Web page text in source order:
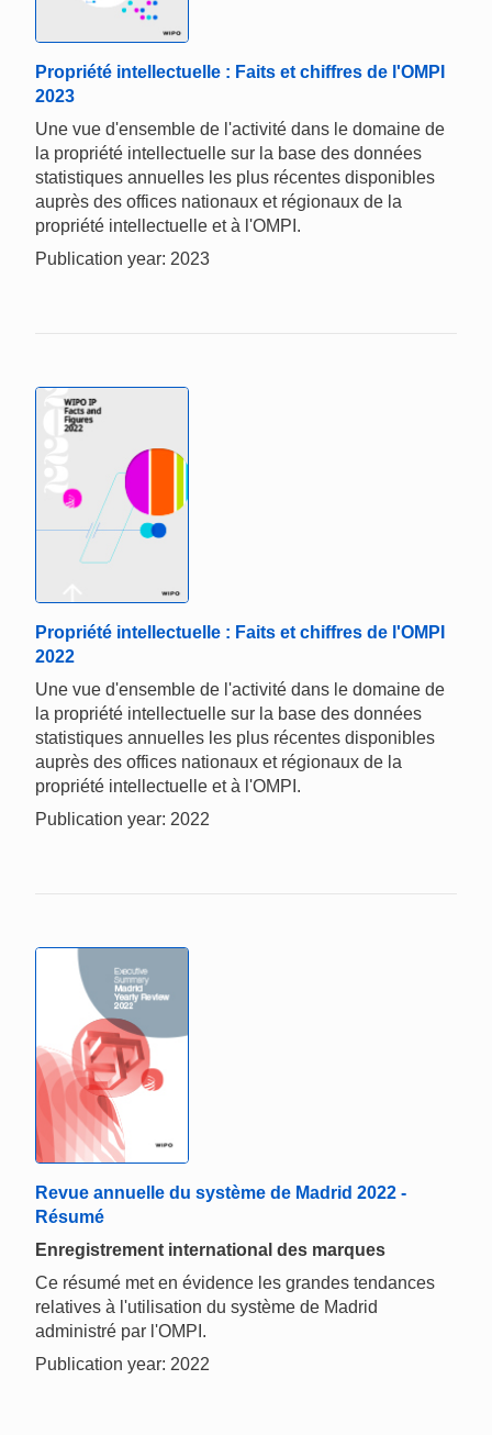
Propriété intellectuelle : Faits et chiffres de l'OMPI
2023
Une vue d'ensemble de l'activité dans le domaine de
la propriété intellectuelle sur la base des données
statistiques annuelles les plus récentes disponibles
auprès des offices nationaux et régionaux de la
propriété intellectuelle et à l'OMPI.
Publication year: 2023
Propriété intellectuelle : Faits et chiffres de l'OMPI
2022
Une vue d'ensemble de l'activité dans le domaine de
la propriété intellectuelle sur la base des données
statistiques annuelles les plus récentes disponibles
auprès des offices nationaux et régionaux de la
propriété intellectuelle et à l'OMPI.
Publication year: 2022
Revue annuelle du système de Madrid 2022 -
Résumé
Enregistrement international des marques
Ce résumé met en évidence les grandes tendances
relatives à l'utilisation du système de Madrid
administré par l'OMPI.
Publication year: 2022